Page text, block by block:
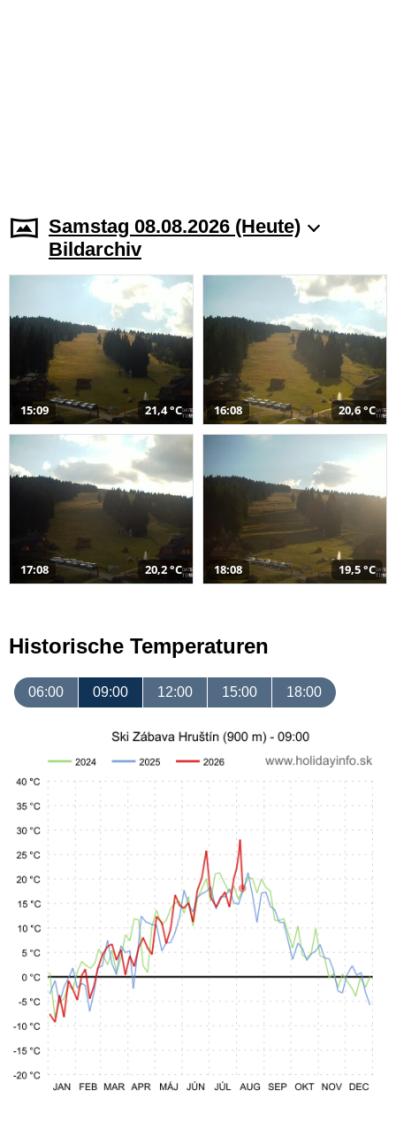
Samstag 08.08.2026 (Heute)
Bildarchiv
15:09 21,4 °C 16:08 20,6 °C
17:08 20,2 °C 18:08 19,5 °C
Historische Temperaturen
06:00 09:00 12:00 15:00 18:00